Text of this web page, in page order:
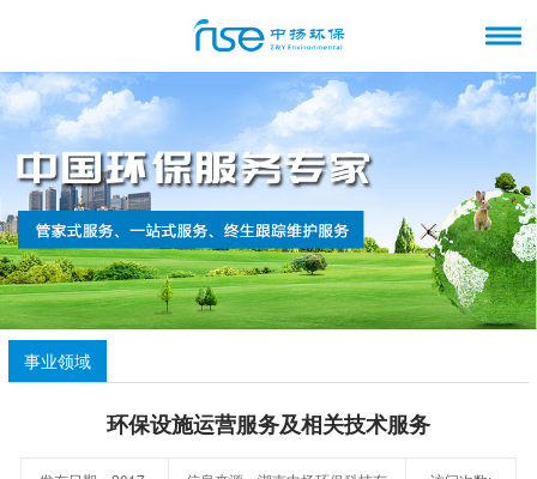
事业领域
环保设施运营服务及相关技术服务